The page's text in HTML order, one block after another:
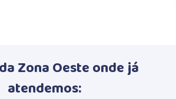
Zona Oeste onde já
atendemos: